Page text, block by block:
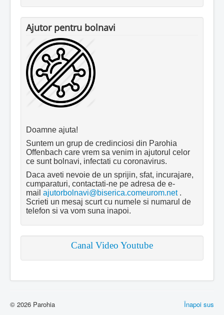
Ajutor pentru bolnavi
Doamne ajuta!
Suntem un grup de credinciosi din Parohia
Offenbach care vrem sa venim in ajutorul celor
ce sunt bolnavi, infectati cu coronavirus.
Daca aveti nevoie de un sprijin, sfat, incurajare,
cumparaturi, contactati-ne pe adresa de e-
mail ajutorbolnavi@biserica.comeurom.net.
Scrieti un mesaj scurt cu numele si numarul de
telefon si va vom suna inapoi.
Canal Video Youtube
Înapoi sus
© 2026 Parohia